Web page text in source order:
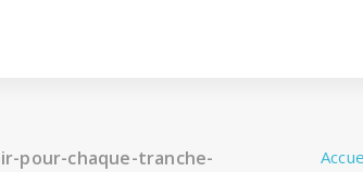
pour-chaque-tranche-